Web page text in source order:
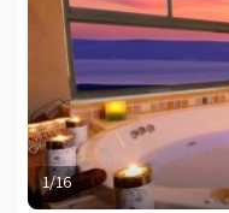
המביט אל הנוף המשגע
מכונת קפה וקפסולות,
1/16